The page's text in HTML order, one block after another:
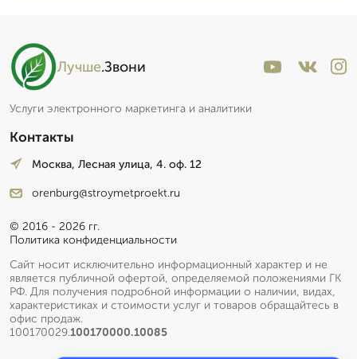
Лучше.Звони
Услуги электронного маркетинга и аналитики
Контакты
Москва, Лесная улица, 4. оф. 12
orenburg@stroymetproekt.ru
© 2016 - 2026 гг.
Политика конфиденциальности
Сайт носит исключительно информационный характер и не
является публичной офертой, определяемой положениями ГК
РФ. Для получения подробной информации о наличии, видах,
характеристиках и стоимости услуг и товаров обращайтесь в
офис продаж.
100170029.100170000.10085